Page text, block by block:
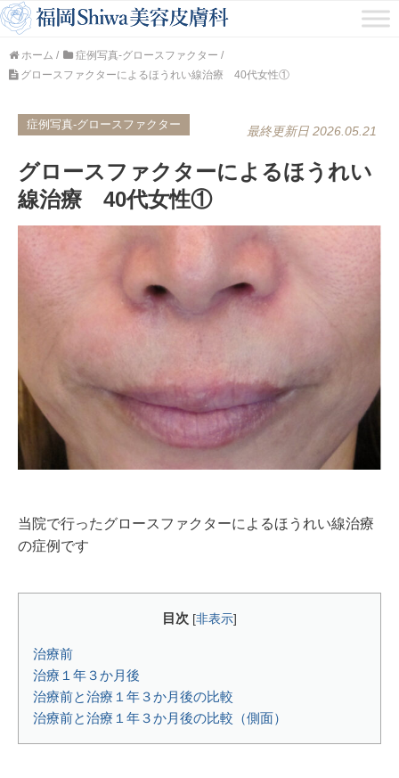
ホーム / 症例写真-グロースファクター /
グロースファクターによるほうれい線治療 40代女性①
症例写真-グロースファクター 最終更新日 2026.05.21
グロースファクターによるほうれい
線治療 40代女性①
当院で行ったグロースファクターによるほうれい線治療
の症例です
目次 [非表示]
治療前
治療１年３か月後
治療前と治療１年３か月後の比較
治療前と治療１年３か月後の比較（側面）